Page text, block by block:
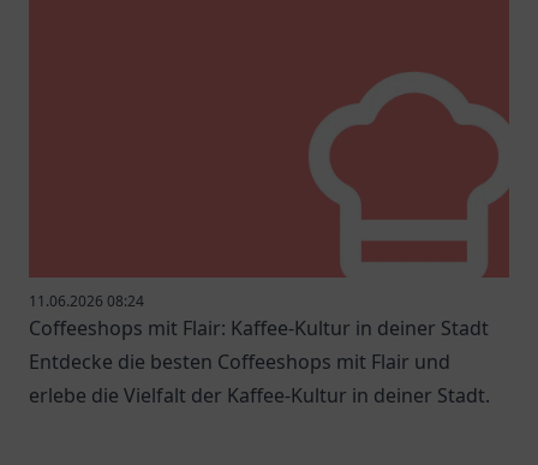
11.06.2026 08:24
Coffeeshops mit Flair: Kaffee-Kultur in deiner Stadt
Entdecke die besten Coffeeshops mit Flair und
erlebe die Vielfalt der Kaffee-Kultur in deiner Stadt.